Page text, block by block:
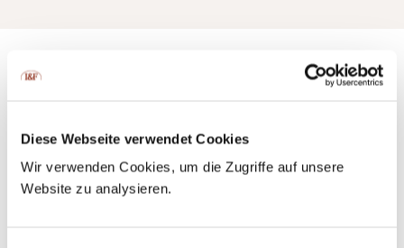
Diese Webseite verwendet Cookies
Wir verwenden Cookies, um die Zugriffe auf unsere
Website zu analysieren.
Contact us:
via phone or via e-mail